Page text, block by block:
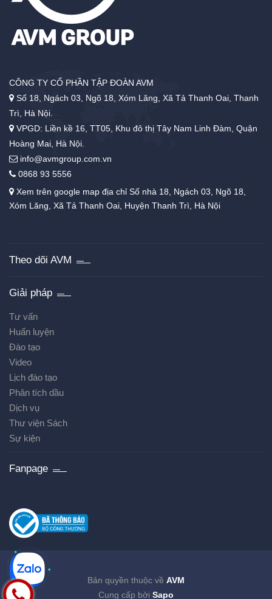
CÔNG TY CỔ PHẦN TẬP ĐOÀN AVM
Số 18, Ngách 03, Ngõ 18, Xóm Lăng, Xã Tả Thanh Oai, Thanh
Trì, Hà Nội.
VPGD: Liền kề 16, TT05, Khu đô thị Tây Nam Linh Đàm, Quận
Hoàng Mai, Hà Nội.
info@avmgroup.com.vn
0868 93 5556
Xem trên google map địa chỉ Số nhà 18, Ngách 03, Ngõ 18,
Xóm Lăng, Xã Tả Thanh Oai, Huyện Thanh Trì, Hà Nội
Theo dõi AVM
Giải pháp
Tư vấn
Huấn luyện
Đào tạo
Video
Lịch đào tạo
Phân tích dầu
Dịch vụ
Thư viện Sách
Sự kiện
Fanpage
Bản quyền thuộc về AVM
Cung cấp bởi Sapo